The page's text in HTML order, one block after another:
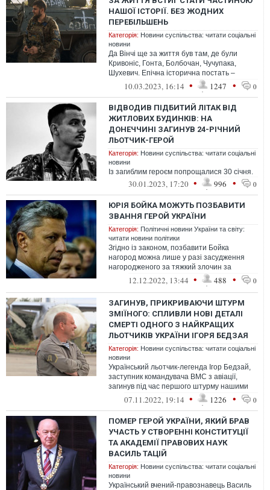
НАШОЇ ІСТОРІЇ. БЕЗ ЖОДНИХ
ПЕРЕБІЛЬШЕНЬ
Категорія: Новини суспільства: читати соціальні
новини
Да Вінчі ще за життя був там, де були
Кривоніс, Гонта, Болбочан, Чучупака,
Шухевич. Епічна історична постать –
глибока, виразна, цілісна.
10.03.2023, 16:14 • 1247 • 0
ВІДВОДИВ ПІДБИТИЙ ЛІТАК ВІД
ЖИТЛОВИХ БУДИНКІВ: НА
ДОНЕЧЧИНІ ЗАГИНУВ 24-РІЧНИЙ
ЛЬОТЧИК-ГЕРОЙ
Категорія: Новини суспільства: читати соціальні
новини
Із загиблим героєм попрощалися 30 січня.
30.01.2023, 17:20 • 996 • 0
ЮРІЯ БОЙКА МОЖУТЬ ПОЗБАВИТИ
ЗВАННЯ ГЕРОЙ УКРАЇНИ
Категорія: Політичні новини України та світу:
читати новини політики
Згідно із законом, позбавити Бойка
нагород можна лише у разі засудження
нагородженого за тяжкий злочин за
поданням суду або за законом про санкції
12.12.2022, 13:44 • 488 • 0
ЗАГИНУВ, ПРИКРИВАЮЧИ ШТУРМ
ЗМІЇНОГО: СПЛИВЛИ НОВІ ДЕТАЛІ
СМЕРТІ ОДНОГО З НАЙКРАЩИХ
ЛЬОТЧИКІВ УКРАЇНИ ІГОРЯ БЕДЗАЯ
Категорія: Новини суспільства: читати соціальні
новини
Український льотчик-легенда Ігор Бедзай,
заступник командувача ВМС з авіації,
загинув під час першого штурму нашими
воїнами острова Зміїний. 49-річног...
07.11.2022, 19:14 • 1226 • 0
ПОМЕР ГЕРОЙ УКРАЇНИ, ЯКИЙ БРАВ
УЧАСТЬ У СТВОРЕННІ КОНСТИТУЦІЇ
ТА АКАДЕМІЇ ПРАВОВИХ НАУК
ВАСИЛЬ ТАЦІЙ
Категорія: Новини суспільства: читати соціальні
новини
Український вчений-правознавець Василь